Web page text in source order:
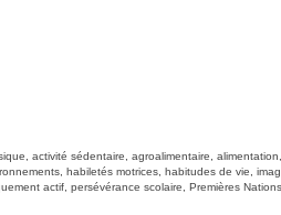
activité sédentaire, agroalimentaire,
habiletés motrices, habitudes de vie,
actif, persévérance scolaire, Premières